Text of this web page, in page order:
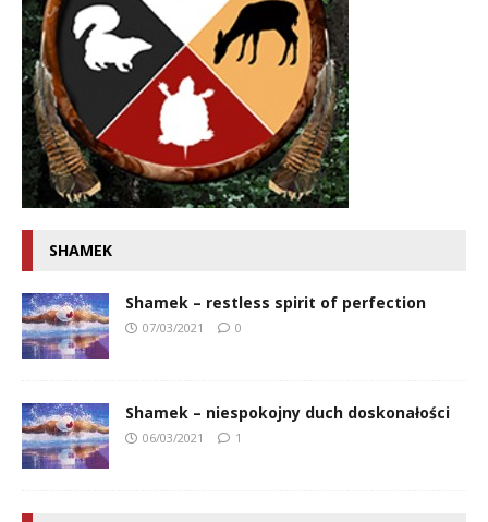
SHAMEK
Shamek – restless spirit of perfection
07/03/2021 0
Shamek – niespokojny duch doskonałości
06/03/2021 1